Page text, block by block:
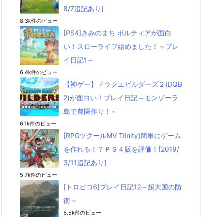
8/7追記あり]
8.3k件のビュー
[PS4]きみのまち ポルティアが面白
い！スローライフ始めました！～プレ
イ日記1～
6.4k件のビュー
【神ゲー】ドラクエビルダーズ２(DQB
2)が面白い！プレイ日記～モンゾーラ
島で農園作り！～
6.1k件のビュー
[RPGツクールMV Trinity]簡単にゲーム
を作れる！？ＰＳ４版を評価！[2019/
3/11追記あり]
5.7k件のビュー
[トロピコ6]プレイ日記12～超大国の防
衛～
5.5k件のビュー